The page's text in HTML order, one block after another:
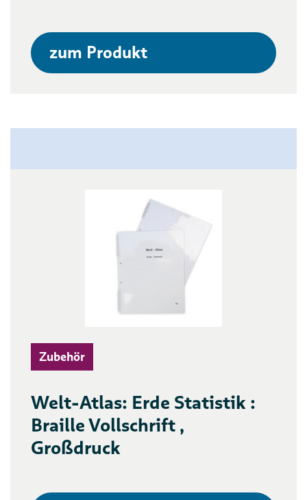
zum Produkt
Zubehör
Welt-Atlas: Erde Statistik :
Braille Vollschrift ,
Großdruck